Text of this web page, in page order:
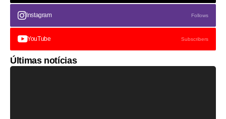
Instagram Follows
YouTube Subscribers
Últimas notícias